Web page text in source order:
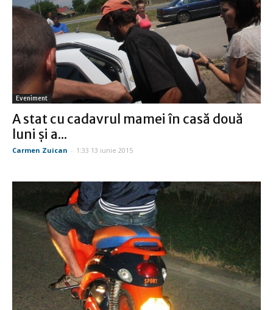
Eveniment
A stat cu cadavrul mamei în casă două
luni şi a...
Carmen Zuican - 1:33 13 iunie 2015